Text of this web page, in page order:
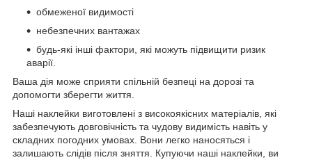
обмеженої видимості
небезпечних вантажах
будь-які інші фактори, які можуть підвищити ризик
аварії.
Ваша дія може сприяти спільній безпеці на дорозі та
допомогти зберегти життя.
Наші наклейки виготовлені з високоякісних матеріалів, які
забезпечують довговічність та чудову видимість навіть у
складних погодних умовах. Вони легко наносяться і
залишають слідів після зняття. Купуючи наші наклейки, ви